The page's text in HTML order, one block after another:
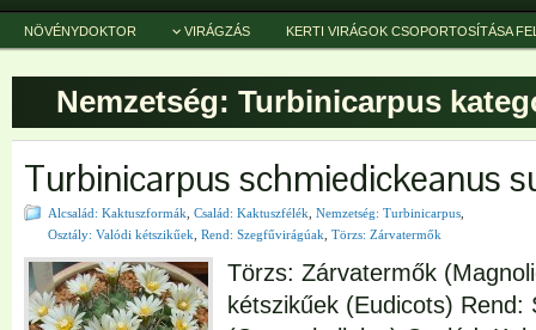
NÖVÉNYDOKTOR VIRÁGZÁS KERTI VIRÁGOK CSOPORTOSÍTÁSA
Nemzetség: Turbinicarpus
Turbinicarpus schmiedickeanus
Alcsalád: Kaktuszformák Család: Kaktuszfélék Nemzetség: Turbinicarpus
Osztály: Valódi kétszikűek Rend: Szegfűvirágúak Törzs: Zárvatermők
Törzs: Zárvatermők
kétszikűek (Eudicots) Rend: